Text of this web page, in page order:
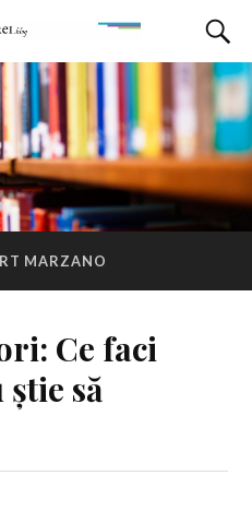
MARZANO
Ce faci
să